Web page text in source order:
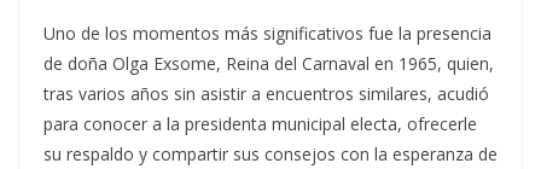
Uno de los momentos más significativos fue la presencia
de doña Olga Exsome, Reina del Carnaval en 1965, quien,
tras varios años sin asistir a encuentros similares, acudió
para conocer a la presidenta municipal electa, ofrecerle
su respaldo y compartir sus consejos con la esperanza de